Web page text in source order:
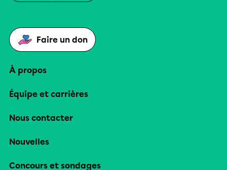
Faire un don
À propos
Équipe et carrières
Nous contacter
Nouvelles
Concours et sondages